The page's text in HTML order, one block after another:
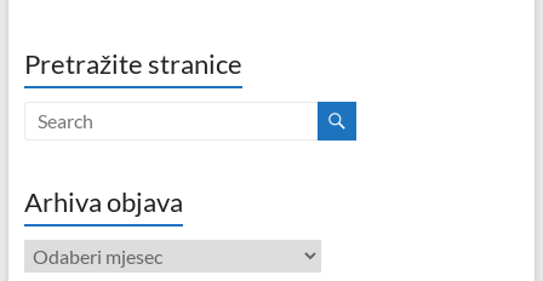
Pretražite stranice
Arhiva objava
Arhiva
objava